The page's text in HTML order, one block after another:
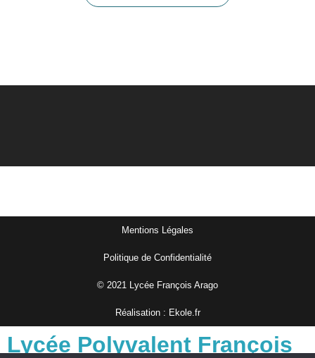
Mentions Légales
Politique de Confidentialité
© 2021 Lycée François Arago
Réalisation : Ekole.fr
Lycée Polyvalent François